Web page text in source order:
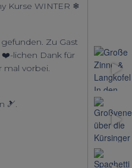
Kurse WINTER ❄
Zu Gast
❤️-lichen Dank für
mal vorbei.
🎿.